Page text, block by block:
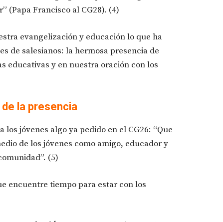
(Papa Francisco al CG28). (4)
evangelización y educación lo que ha
de salesianos: la hermosa presencia de
educativas y en nuestra oración con los
la presencia
jóvenes algo ya pedido en el CG26: “Que
de los jóvenes como amigo, educador y
(5)
encuentre tiempo para estar con los